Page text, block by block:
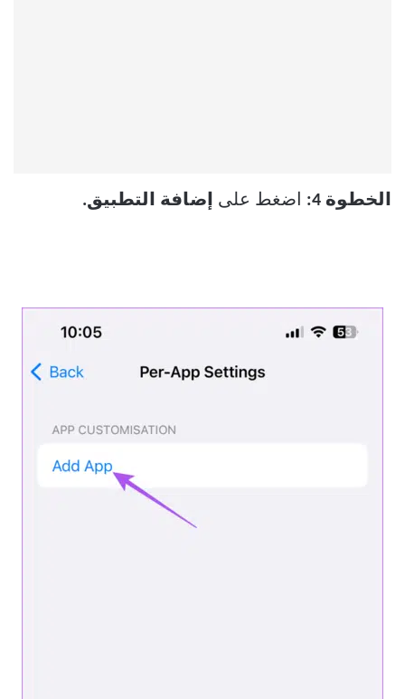
الخطوة 4: اضغط على إضافة التطبيق.